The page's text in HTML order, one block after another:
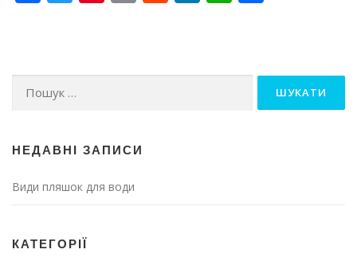
Пошук:
НЕДАВНІ ЗАПИСИ
Види пляшок для води
КАТЕГОРІЇ